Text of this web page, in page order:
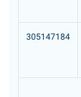
305147184